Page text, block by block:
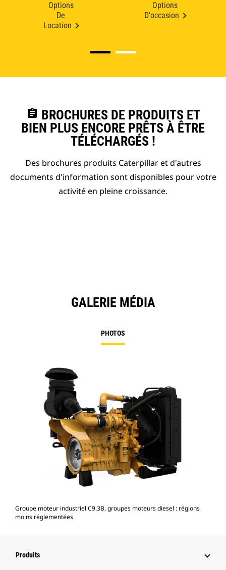
Options
De
Location
Options
D'occasion
assignment BROCHURES DE PRODUITS ET
BIEN PLUS ENCORE PRÊTS À ÊTRE
TÉLÉCHARGÉS !
Des brochures produits Caterpillar et d'autres
documents d'information sont disponibles pour votre
activité en pleine croissance.
GALERIE MÉDIA
PHOTOS
Groupe moteur industriel C9.3B, groupes moteurs diesel : régions
moins réglementées
Produits